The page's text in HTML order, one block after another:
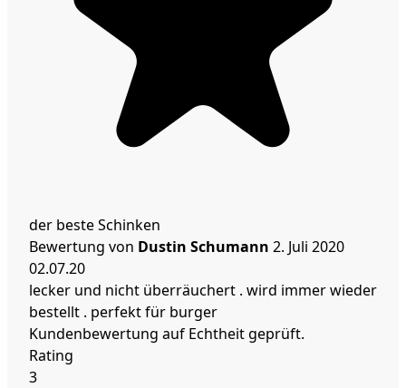
der beste Schinken
Bewertung von Dustin Schumann 2. Juli 2020
02.07.20
lecker und nicht überräuchert . wird immer wieder
bestellt . perfekt für burger
Kundenbewertung auf Echtheit geprüft.
Rating
3